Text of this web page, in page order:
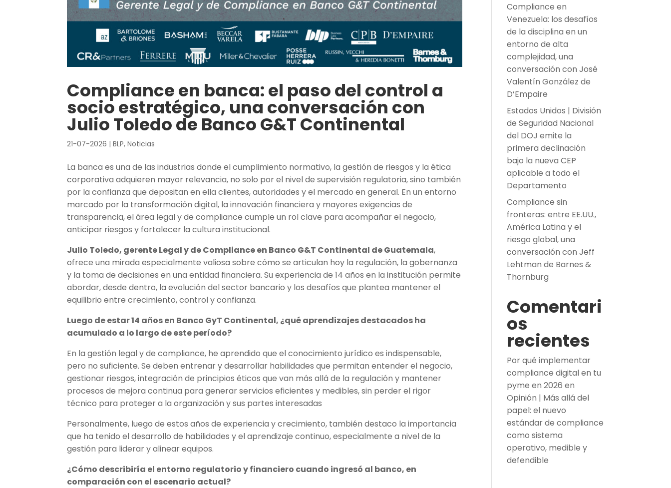
Compliance en banca: el paso del control a
socio estratégico, una conversación con
Julio Toledo de Banco G&T Continental
21-07-2026 |BLP,Noticias
La banca es una de las industrias donde el cumplimiento normativo, la gestión de riesgos y la ética
corporativa adquieren mayor relevancia, no solo por el nivel de supervisión regulatoria, sino también
por la confianza que depositan en ella clientes, autoridades y el mercado en general. En un entorno
marcado por la transformación digital, la innovación financiera y mayores exigencias de
transparencia, el área legal y de compliance cumple un rol clave para acompañar el negocio,
anticipar riesgos y fortalecer la cultura institucional.
Julio Toledo, gerente Legal y de Compliance en Banco G&T Continental de Guatemala,
ofrece una mirada especialmente valiosa sobre cómo se articulan hoy la regulación, la gobernanza
y la toma de decisiones en una entidad financiera. Su experiencia de 14 años en la institución permite
abordar, desde dentro, la evolución del sector bancario y los desafíos que plantea mantener el
equilibrio entre crecimiento, control y confianza.
Luego de estar 14 años en Banco GyT Continental, ¿qué aprendizajes destacados ha
acumulado a lo largo de este período?
En la gestión legal y de compliance, he aprendido que el conocimiento jurídico es indispensable,
pero no suficiente. Se deben entrenar y desarrollar habilidades que permitan entender el negocio,
gestionar riesgos, integración de principios éticos que van más allá de la regulación y mantener
procesos de mejora continua para generar servicios eficientes y medibles, sin perder el rigor
técnico para proteger a la organización y sus partes interesadas
Personalmente, luego de estos años de experiencia y crecimiento, también destaco la importancia
que ha tenido el desarrollo de habilidades y el aprendizaje continuo, especialmente a nivel de la
gestión para liderar y alinear equipos.
¿Cómo describiría el entorno regulatorio y financiero cuando ingresó al banco, en
comparación con el escenario actual?
Compliance en
Venezuela: los desafíos
de la disciplina en un
entorno de alta
complejidad, una
conversación con José
Valentín González de
D’Empaire
Estados Unidos | División
de Seguridad Nacional
del DOJ emite la
primera declinación
bajo la nueva CEP
aplicable a todo el
Departamento
Compliance sin
fronteras: entre EE.UU.,
América Latina y el
riesgo global, una
conversación con Jeff
Lehtman de Barnes &
Thornburg
Comentari
os
recientes
Por qué implementar
compliance digital en tu
pyme en 2026 en
Opinión | Más allá del
papel: el nuevo
estándar de compliance
como sistema
operativo, medible y
defendible